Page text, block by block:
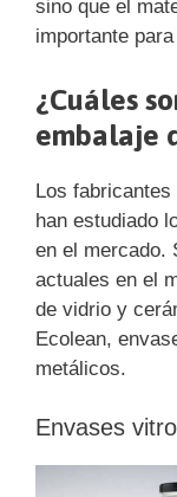
sino que el
importante
¿Cuáles
embalaje
Los
han estudiado
en el mercado.
actuales en el
de vidrio y
Ecolean,
metálicos.
Envases